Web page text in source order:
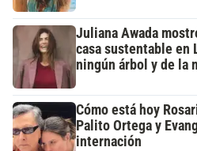
Juliana Awada
casa sustentable en
ningún árbol y de la
Cómo está hoy
Palito Ortega y
internación